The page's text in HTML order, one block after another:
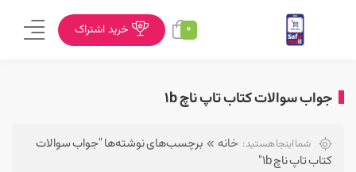
0 خرید اشتراک
جواب سوالات کتاب تاپ ناچ 1b
شما اینجا هستید: خانه
برچسب‌های نوشته‌ها "جواب سوالات
کتاب تاپ ناچ 1b"